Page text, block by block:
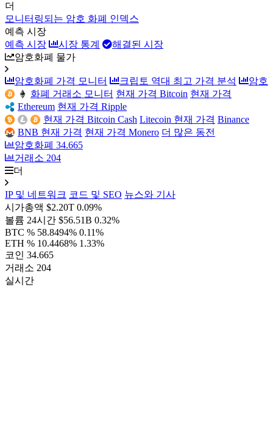
더
모니터링되는 암호 화폐 인덱스
예측 시장
예측 시장
시장 통계
해결된 시장
암호화폐 물가
암호화폐 가격 모니터 크립토 역대 최고 가격 분석
암호
화폐 거래소 모니터 현재 가격 Bitcoin 현재 가격
Ethereum 현재 가격 Ripple
현재 가격 Bitcoin Cash Litecoin 현재 가격 Binance
BNB 현재 가격 현재 가격 Monero 더 많은 동전
암호화폐 34.665
거래소 204
더
IP 및 네트워크 코드 및 SEO 뉴스와 기사
시가총액 $2.20T 0.09%
볼륨 24시간 $56.51B 0.32%
BTC % 58.8494% 0.11%
ETH % 10.4468% 1.33%
코인 34.665
거래소 204
실시간